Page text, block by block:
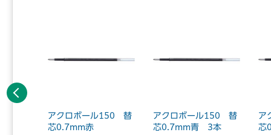
アクロボール150 替
芯0.7mm赤
アクロボール150 替
芯0.7mm青 3本
ア
芯
前へ